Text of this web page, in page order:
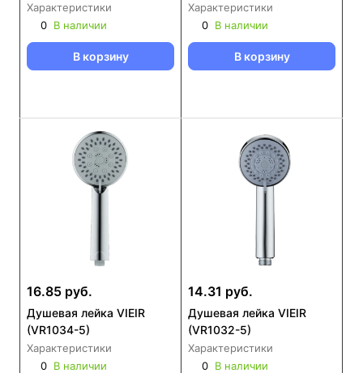
Характеристики
0 В наличии
В корзину
Характеристики
0 В наличии
В корзину
16.85 руб.
Душевая лейка VIEIR
(VR1034-5)
Характеристики
0 В наличии
14.31 руб.
Душевая лейка VIEIR
(VR1032-5)
Характеристики
0 В наличии